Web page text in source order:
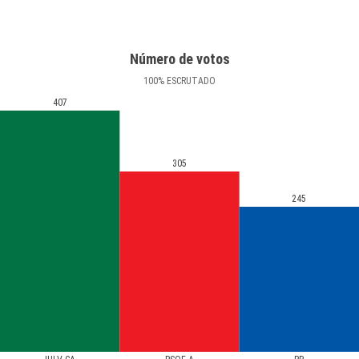
Número de votos
100% ESCRUTADO
407
305
245